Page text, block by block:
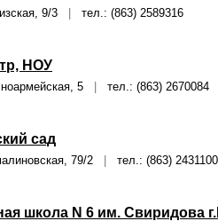
9/3 тел.: (863) 2589316
НОУ
5 тел.: (863) 2670084
сад
79/2 тел.: (863) 2431100
школа N 6 им. Свиридова